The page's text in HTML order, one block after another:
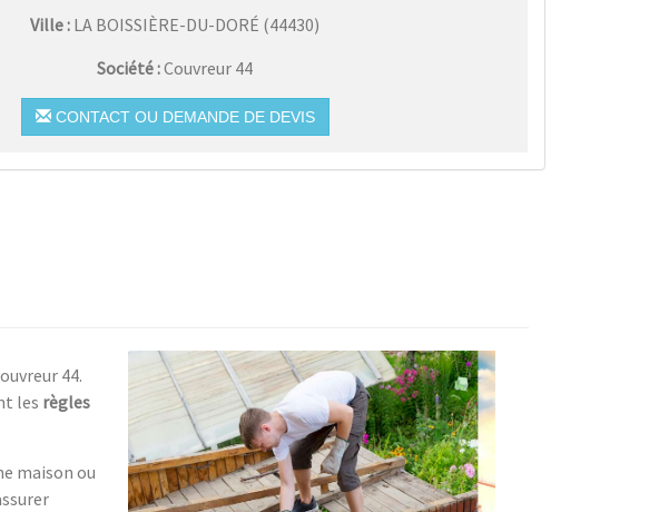
Ville : LA BOISSIÈRE-DU-DORÉ (44430)
Société :Couvreur 44
CONTACT OU DEMANDE DE DEVIS
44.
les règles
maison ou